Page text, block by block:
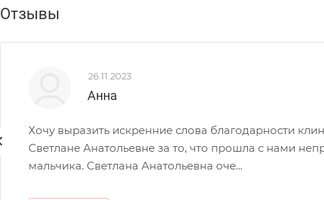
Отзывы
26.11.2023
Анна
Хочу выразить искренние слова благодарности
Светлане Анатольевне за то, что прошла с нами
мальчика. Светлана Анатольевна оче...